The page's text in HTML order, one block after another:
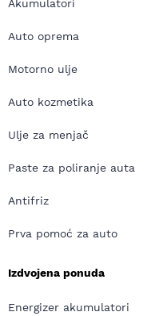
Akumulatori
Auto oprema
Motorno ulje
Auto kozmetika
Ulje za menjač
Paste za poliranje auta
Antifriz
Prva pomoć za auto
Izdvojena ponuda
Energizer akumulatori